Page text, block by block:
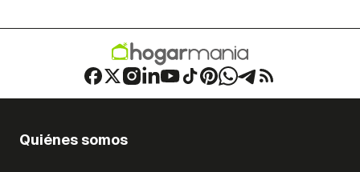
Quiénes somos